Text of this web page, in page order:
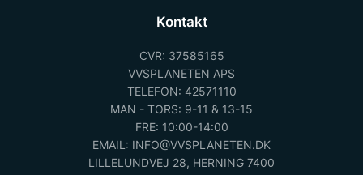
Kontakt
CVR: 37585165
VVSPLANETEN APS
TELEFON: 42571110
MAN - TORS: 9-11 & 13-15
FRE: 10:00-14:00
EMAIL: INFO@VVSPLANETEN.DK
LILLELUNDVEJ 28, HERNING 7400